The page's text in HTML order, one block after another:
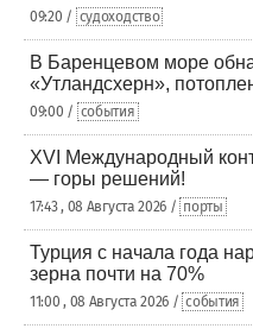
09:20 / судоходство
В Баренцевом море
«Утландсхерн»,
09:00 / события
XVI Международный
— горы решений!
17:43 , 08 Августа 2026 / порты
Турция с начала года
зерна почти на 70%
11:00 , 08 Августа 2026 / события